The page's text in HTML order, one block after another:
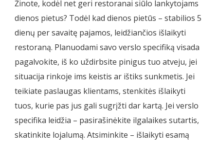
Žinote, kodėl net geri restoranai siūlo lankytojams
dienos pietus? Todėl kad dienos pietūs – stabilios 5
dienų per savaitę pajamos, leidžiančios išlaikyti
restoraną. Planuodami savo verslo specifiką visada
pagalvokite, iš ko uždirbsite pinigus tuo atveju, jei
situacija rinkoje ims keistis ar ištiks sunkmetis. Jei
teikiate paslaugas klientams, stenkitės išlaikyti
tuos, kurie pas jus gali sugrįžti dar kartą. Jei verslo
specifika leidžia – pasirašinėkite ilgalaikes sutartis,
skatinkite lojalumą. Atsiminkite – išlaikyti esamą